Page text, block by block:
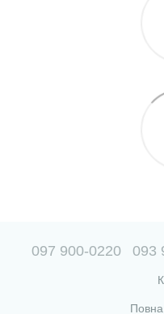
097 900-0220 093
Повна